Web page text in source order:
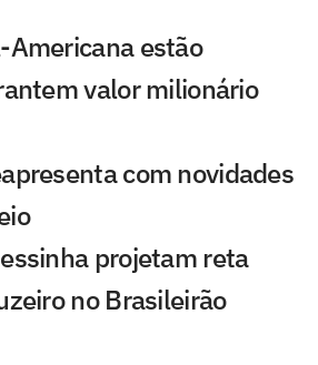
Americana estão
valor milionário
com novidades
projetam reta
no Brasileirão